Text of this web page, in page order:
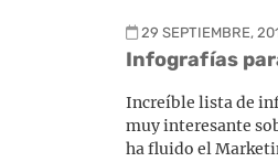
29 SEPTIEMBRE,
Infografías
Increíble lista de
muy interesante
ha fluido el